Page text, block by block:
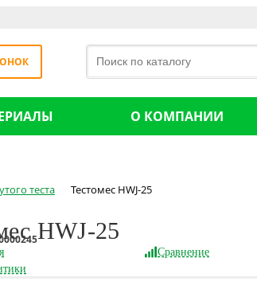
О КОМПАНИИ
теста Тестомес HWJ-25
HWJ-25
Сравнение